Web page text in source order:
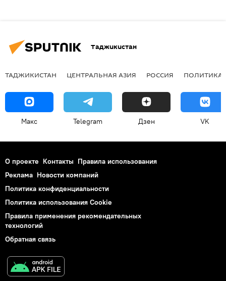
Таджикистан
ТАДЖИКИСТАН ЦЕНТРАЛЬНАЯ АЗИЯ РОССИЯ ПОЛИТИКА
Макс Telegram Дзен VK
О проекте Контакты Правила использования
Реклама Новости компаний
Политика конфиденциальности
Политика использования Cookie
Правила применения рекомендательных
технологий
Обратная связь